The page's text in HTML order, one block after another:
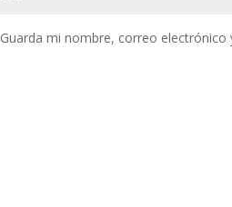
Guarda mi nombre, correo